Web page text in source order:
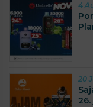
4
20